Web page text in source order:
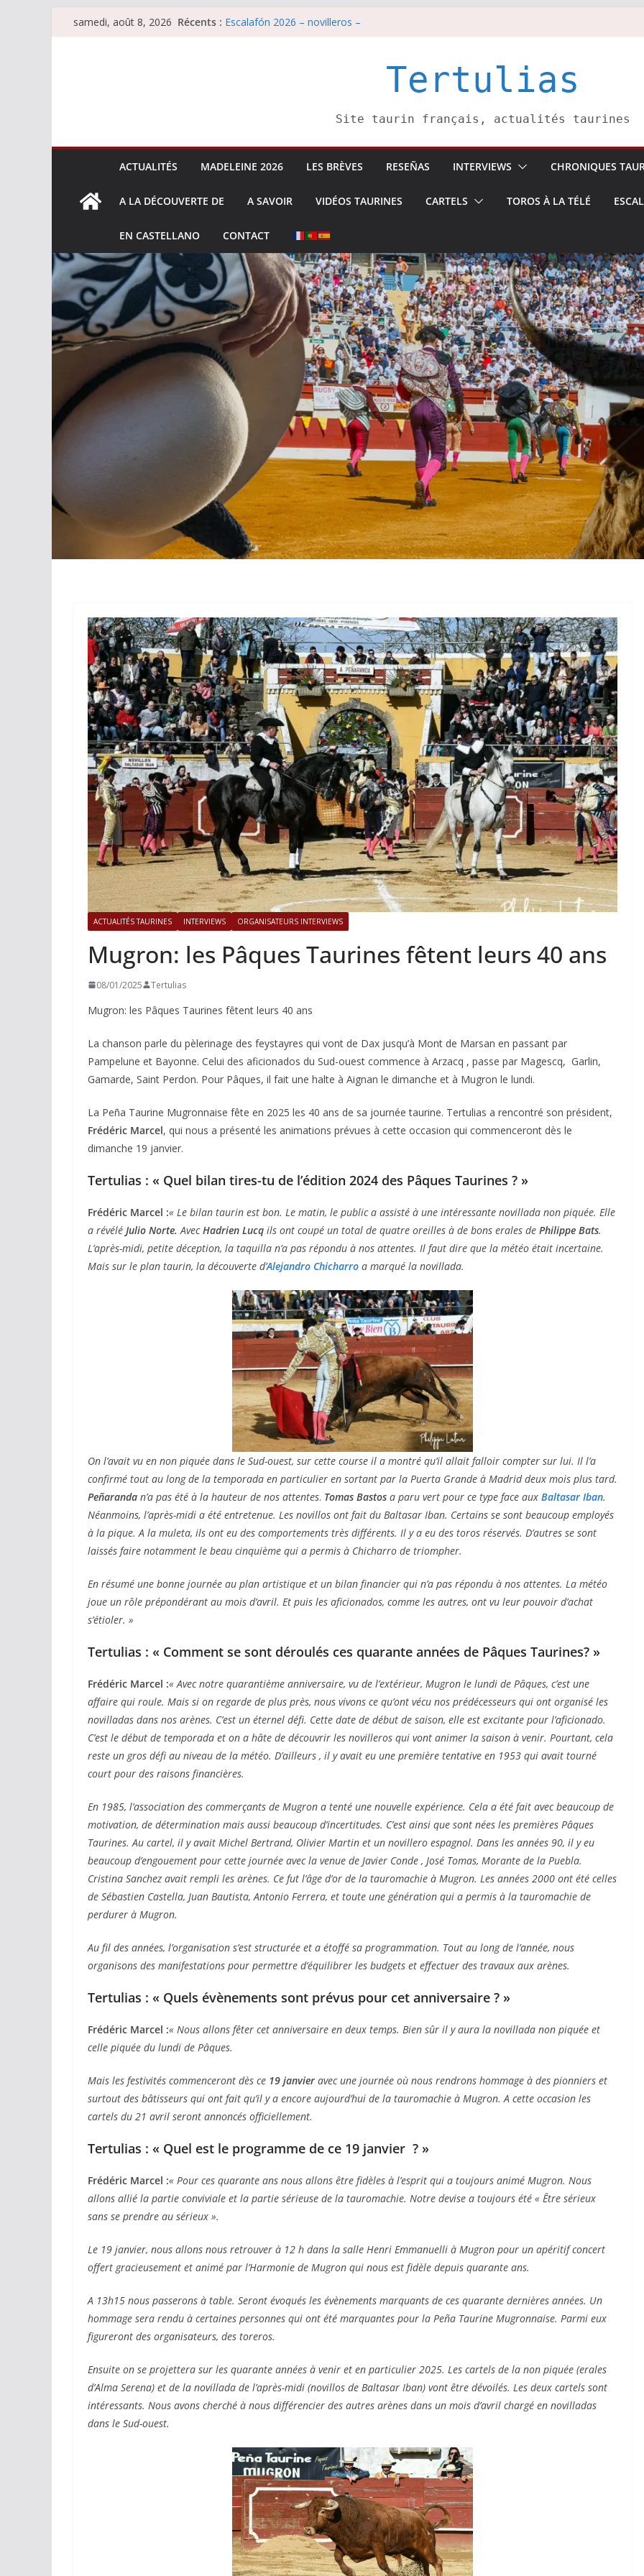
Passersamedi, août 8, 2026 Récents : Escalafón 2026 – novilleros –
Tertulias
Site taurin français, actualités taurines
ACTUALITÉS MADELEINE 2026 LES BRÈVES RESEÑAS INTERVIEWS CHRONIQUES
A LA DÉCOUVERTE DE A SAVOIR VIDÉOS TAURINES CARTELS TOROS À LA TÉLÉ
EN CASTELLANO CONTACT
ACTUALITÉS TAURINES INTERVIEWS ORGANISATEURS INTERVIEWS
Mugron: les Pâques Taurines fêtent leurs 40 ans
08/01/2025 Tertulias
Mugron: les Pâques Taurines fêtent leurs 40 ans
La chanson parle du pèlerinage des feystayres qui vont de Dax jusqu’à Mont de Marsan en passant par
Pampelune et Bayonne. Celui des aficionados du Sud-ouest commence à Arzacq , passe par Magescq, Garlin,
Gamarde, Saint Perdon. Pour Pâques, il fait une halte à Aignan le dimanche et à Mugron le lundi.
La Peña Taurine Mugronnaise fête en 2025 les 40 ans de sa journée taurine. Tertulias a rencontré son président,
Frédéric Marcel, qui nous a présenté les animations prévues à cette occasion qui commenceront dès le
dimanche 19 janvier.
Tertulias : « Quel bilan tires-tu de l’édition 2024 des Pâques Taurines ? »
Frédéric Marcel :« Le bilan taurin est bon. Le matin, le public a assisté à une intéressante novillada non piquée. Elle
a révélé Julio Norte. AvecHadrien Lucq ils ont coupé un total de quatre oreilles à de bons erales de Philippe Bats.
L’après-midi, petite déception, la taquilla n’a pas répondu à nos attentes. Il faut dire que la météo était incertaine.
Mais sur le plan taurin, la découverte d’Alejandro Chicharro a marqué la novillada.
On l’avait vu en non piquée dans le Sud-ouest, sur cette course il a montré qu’il allait falloir compter sur lui. Il l’a
confirmé tout au long de la temporada en particulier en sortant par la Puerta Grande à Madrid deux mois plus tard.
Peñaranda n’a pas été à la hauteur de nos attentes. Tomas Bastos a paru vert pour ce type face aux Baltasar Iban.
Néanmoins, l’après-midi a été entretenue. Les novillos ont fait du Baltasar Iban. Certains se sont beaucoup employés
à la pique. A la muleta, ils ont eu des comportements très différents. Il y a eu des toros réservés. D’autres se sont
laissés faire notamment le beau cinquième qui a permis à Chicharro de triompher.
En résumé une bonne journée au plan artistique et un bilan financier qui n’a pas répondu à nos attentes. La météo
joue un rôle prépondérant au mois d’avril. Et puis les aficionados, comme les autres, ont vu leur pouvoir d’achat
s’étioler. »
Tertulias : « Comment se sont déroulés ces quarante années de Pâques Taurines? »
Frédéric Marcel :« Avec notre quarantième anniversaire, vu de l’extérieur, Mugron le lundi de Pâques, c’est une
affaire qui roule. Mais si on regarde de plus près, nous vivons ce qu’ont vécu nos prédécesseurs qui ont organisé les
novilladas dans nos arènes. C’est un éternel défi. Cette date de début de saison, elle est excitante pour l’aficionado.
C’est le début de temporada et on a hâte de découvrir les novilleros qui vont animer la saison à venir. Pourtant, cela
reste un gros défi au niveau de la météo. D’ailleurs , il y avait eu une première tentative en 1953 qui avait tourné
court pour des raisons financières.
En 1985, l’association des commerçants de Mugron a tenté une nouvelle expérience. Cela a été fait avec beaucoup de
motivation, de détermination mais aussi beaucoup d’incertitudes. C’est ainsi que sont nées les premières Pâques
Taurines. Au cartel, il y avait Michel Bertrand, Olivier Martin et un novillero espagnol. Dans les années 90, il y eu
beaucoup d’engouement pour cette journée avec la venue de Javier Conde , José Tomas, Morante de la Puebla.
Cristina Sanchez avait rempli les arènes. Ce fut l’âge d’or de la tauromachie à Mugron. Les années 2000 ont été celles
de Sébastien Castella, Juan Bautista, Antonio Ferrera, et toute une génération qui a permis à la tauromachie de
perdurer à Mugron.
Au fil des années, l’organisation s’est structurée et a étoffé sa programmation. Tout au long de l’année, nous
organisons des manifestations pour permettre d’équilibrer les budgets et effectuer des travaux aux arènes.
Tertulias : « Quels évènements sont prévus pour cet anniversaire ? »
Frédéric Marcel :« Nous allons fêter cet anniversaire en deux temps. Bien sûr il y aura la novillada non piquée et
celle piquée du lundi de Pâques.
Mais les festivités commenceront dès ce 19 janvier avec une journée où nous rendrons hommage à des pionniers et
surtout des bâtisseurs qui ont fait qu’il y a encore aujourd’hui de la tauromachie à Mugron. A cette occasion les
cartels du 21 avril seront annoncés officiellement.
Tertulias : « Quel est le programme de ce 19 janvier ? »
Frédéric Marcel :« Pour ces quarante ans nous allons être fidèles à l’esprit qui a toujours animé Mugron. Nous
allons allié la partie conviviale et la partie sérieuse de la tauromachie. Notre devise a toujours été « Être sérieux
sans se prendre au sérieux ».
Le 19 janvier, nous allons nous retrouver à 12 h dans la salle Henri Emmanuelli à Mugron pour un apéritif concert
offert gracieusement et animé par l’Harmonie de Mugron qui nous est fidèle depuis quarante ans.
A 13h15 nous passerons à table. Seront évoqués les évènements marquants de ces quarante dernières années. Un
hommage sera rendu à certaines personnes qui ont été marquantes pour la Peña Taurine Mugronnaise. Parmi eux
figureront des organisateurs, des toreros.
Ensuite on se projettera sur les quarante années à venir et en particulier 2025. Les cartels de la non piquée (erales
d’Alma Serena) et de la novillada de l’après-midi (novillos de Baltasar Iban) vont être dévoilés. Les deux cartels sont
intéressants. Nous avons cherché à nous différencier des autres arènes dans un mois d’avril chargé en novilladas
dans le Sud-ouest.
ACTUALITÉS TAURINES PHOTOS TAURINES 2026
Istres, l’ouverture en
photos
19/06/2026 Tertulias
ACTUALITÉS TAURINES PHOTOS TAURINES 2026
Bayonne, la corrida des
fêtes en photos
17/07/2026 Tertulias
ACTUALITÉS TAURINES
CHRONIQUES TAURINES 2026
Arles : au seuil des
espérances.
02/04/2026 Olivier Castelnau
ACTUALITÉS TAURINES
CHRONIQUES TAURINES 2026
Istres : la feria des
ultimes émotions
18/06/2026 Olivier Castelnau